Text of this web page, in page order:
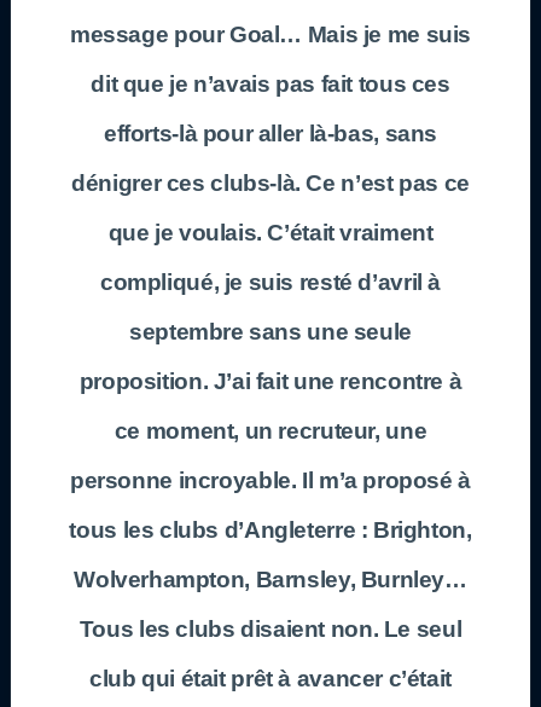
message pour Goal… Mais je me suis
dit que je n’avais pas fait tous ces
efforts-là pour aller là-bas, sans
dénigrer ces clubs-là. Ce n’est pas ce
que je voulais. C’était vraiment
compliqué, je suis resté d’avril à
septembre sans une seule
proposition. J’ai fait une rencontre à
ce moment, un recruteur, une
personne incroyable. Il m’a proposé à
tous les clubs d’Angleterre : Brighton,
Wolverhampton, Barnsley, Burnley…
Tous les clubs disaient non. Le seul
club qui était prêt à avancer c’était